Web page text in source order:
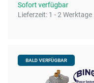
Sofort verfügbar
Lieferzeit: 1 - 2 Werktage
BALD VERFÜGBAR